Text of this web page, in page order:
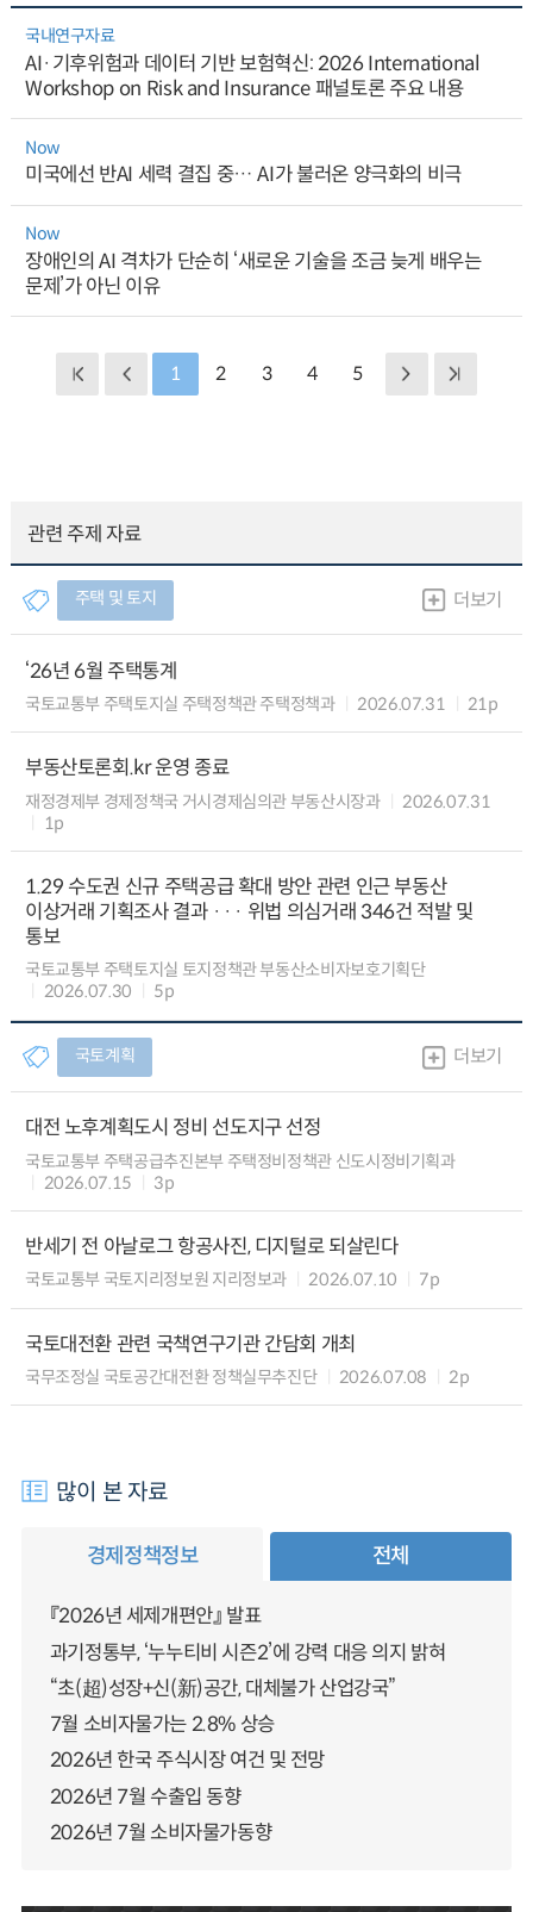
국내연구자료
AI·기후위험과 데이터 기반 보험혁신: 2026 International
Workshop on Risk and Insurance 패널토론 주요 내용
Now
미국에선 반AI 세력 결집 중… AI가 불러온 양극화의 비극
Now
장애인의 AI 격차가 단순히 ‘새로운 기술을 조금 늦게 배우는
문제’가 아닌 이유
1 2 3 4 5
관련 주제 자료
주택 및 토지 더보기
‘26년 6월 주택통계
국토교통부 주택토지실 주택정책관 주택정책과 2026.07.31 21p
부동산토론회.kr 운영 종료
재정경제부 경제정책국 거시경제심의관 부동산시장과
2026.07.31
1p
1.29 수도권 신규 주택공급 확대 방안 관련 인근 부동산
이상거래 기획조사 결과 ··· 위법 의심거래 346건 적발 및
통보
국토교통부 주택토지실 토지정책관 부동산소비자보호기획단
2026.07.30
5p
국토계획 더보기
대전 노후계획도시 정비 선도지구 선정
국토교통부 주택공급추진본부 주택정비정책관 신도시정비기획과
2026.07.15
3p
반세기 전 아날로그 항공사진, 디지털로 되살린다
국토교통부 국토지리정보원 지리정보과 2026.07.10 7p
국토대전환 관련 국책연구기관 간담회 개최
국무조정실 국토공간대전환 정책실무추진단 2026.07.08 2p
많이 본 자료
경제정책정보 전체
『2026년 세제개편안』 발표
과기정통부, ‘누누티비 시즌2’에 강력 대응 의지 밝혀
“초(超)성장+신(新)공간, 대체불가 산업강국”
7월 소비자물가는 2.8% 상승
2026년 한국 주식시장 여건 및 전망
2026년 7월 수출입 동향
2026년 7월 소비자물가동향